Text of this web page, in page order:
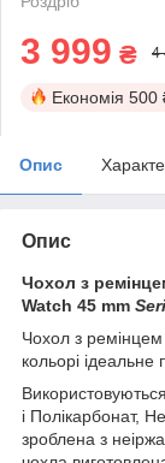
3 999 ₴ 4
Економія 500
Опис
Опис
Чохол з
Watch 45 mm
Чохол з
кольорі ідеальне
і Полікарбонат,
зроблена з